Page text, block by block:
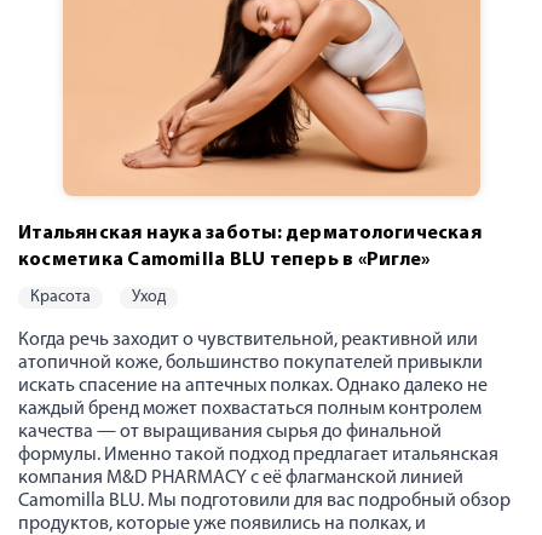
Итальянская наука заботы: дерматологическая
косметика Camomilla BLU теперь в «Ригле»
красота уход
Когда речь заходит о чувствительной, реактивной или
атопичной коже, большинство покупателей привыкли
искать спасение на аптечных полках. Однако далеко не
каждый бренд может похвастаться полным контролем
качества — от выращивания сырья до финальной
формулы. Именно такой подход предлагает итальянская
компания M&D PHARMACY с её флагманской линией
Camomilla BLU. Мы подготовили для вас подробный обзор
продуктов, которые уже появились на полках, и